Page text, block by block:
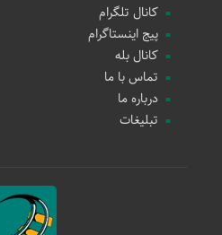
کانال تلگرام
پیج اینستاگرام
کانال بله
تماس با ما
درباره ما
تبلیغات